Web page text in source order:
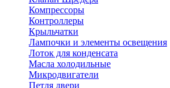
Компрессоры
Контроллеры
Крыльчатки
Лампочки и элементы освещения
Лоток для конденсата
Масла холодильные
Микродвигатели
Петля двери